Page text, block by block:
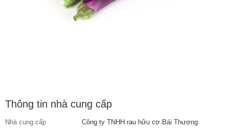
Thông tin nhà cung cấp
Nhà cung cấp
Công ty TNHH rau hữu cơ Bái Thượng